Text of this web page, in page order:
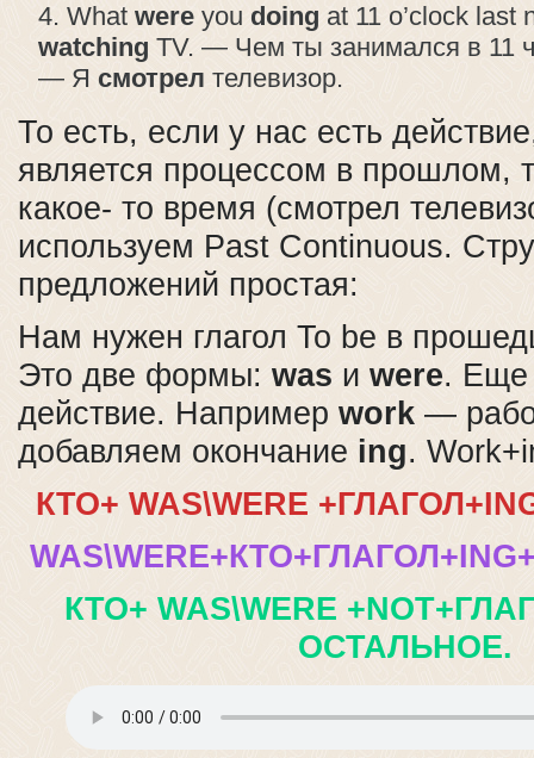
What were you doing at 11 o’clock
watching TV. — Чем ты занимался в 11
— Я смотрел телевизор.
То есть, если у нас есть
является процессом в прошлом,
какое- то время (смотрел
используем Past Continuous.
предложений простая:
Нам нужен глагол To be в
Это две формы: was и were. Еще
действие. Например work —
добавляем окончание ing.
КТО+ WAS\WERE
КТО+ WAS\WERE
ОСТАЛЬНОЕ.